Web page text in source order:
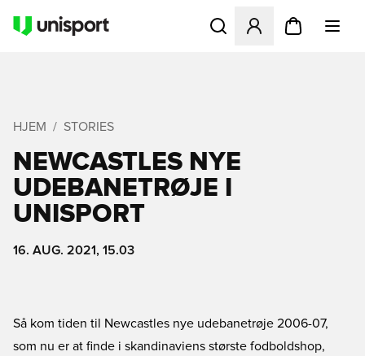
Åbner en Modal til at
HJEM STORIES
NEWCASTLES NYE
UDEBANETRØJE I
UNISPORT
16. AUG. 2021, 15.03
Så kom tiden til Newcastles nye udebanetrøje 2006-07,
som nu er at finde i skandinaviens største fodboldshop,